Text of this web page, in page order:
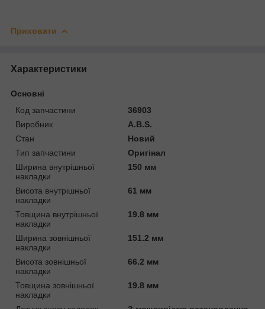
Приховати
Характеристики
Основні
Код запчастини
36903
Виробник
A.B.S.
Стан
Новий
Тип запчастини
Оригінал
Ширина внутрішньої
накладки
150 мм
Висота внутрішньої
накладки
61 мм
Товщина внутрішньої
накладки
19.8 мм
Ширина зовнішньої
накладки
151.2 мм
Висота зовнішньої
накладки
66.2 мм
Товщина зовнішньої
накладки
19.8 мм